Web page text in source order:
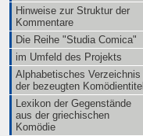
Hinweise zur Struktur der
Kommentare
Die Reihe "Studia Comica"
im Umfeld des Projekts
Alphabetisches Verzeichnis
der bezeugten Komödientitel
Lexikon der Gegenstände
aus der griechischen
Komödie